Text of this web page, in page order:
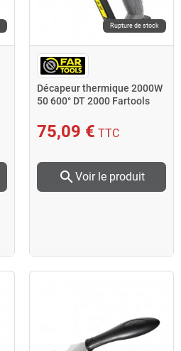
Rupture de stock
Décapeur thermique 2000W
50 600° DT 2000 Fartools
75,09 € TTC
search Voir le produit